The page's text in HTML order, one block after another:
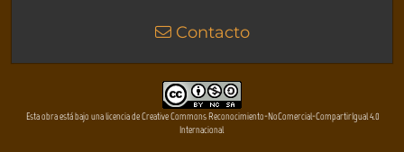
Contacto
Esta obra está bajo una licencia de Creative Commons Reconocimiento-NoComercial-CompartirIgual 4.0
Internacional